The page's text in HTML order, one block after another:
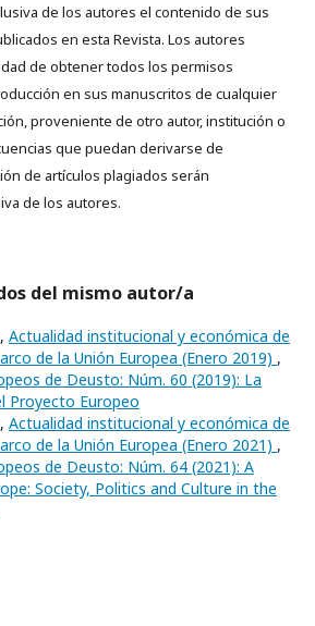
de los autores el contenido de sus
en esta Revista. Los autores
de obtener todos los permisos
en sus manuscritos de cualquier
proveniente de otro autor, institución o
que puedan derivarse de
de artículos plagiados serán
de los autores.
del mismo autor/a
Actualidad institucional y económica de
de la Unión Europea (Enero 2019) ,
de Deusto: Núm. 60 (2019): La
Proyecto Europeo
Actualidad institucional y económica de
de la Unión Europea (Enero 2021) ,
de Deusto: Núm. 64 (2021): A
Society, Politics and Culture in the